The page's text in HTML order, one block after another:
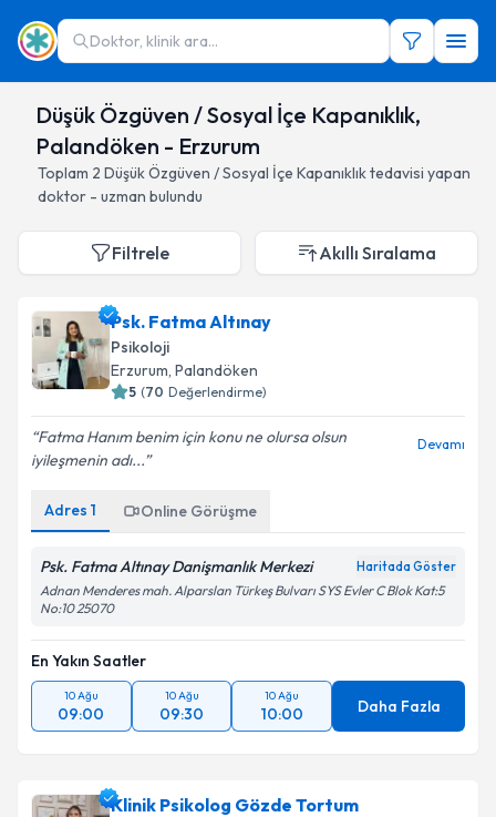
Doktor, klinik ara...
Düşük Özgüven / Sosyal İçe Kapanıklık,
Palandöken - Erzurum
Toplam 2 Düşük Özgüven / Sosyal İçe Kapanıklıktedavisi yapan
doktor - uzman bulundu
Filtrele Akıllı Sıralama
Psk. Fatma Altınay
Psikoloji
Erzurum, Palandöken
5 (70 Değerlendirme)
Fatma Hanım benim için konu ne olursa olsun
iyileşmenin adı...
Devamı
Adres 1 Online Görüşme
Psk. Fatma Altınay Danişmanlık Merkezi Haritada Göster
Adnan Menderes mah. Alparslan Türkeş Bulvarı SYS Evler C Blok Kat:5
No:10 25070
En Yakın Saatler
10 Ağu
09:00
10 Ağu
09:30
10 Ağu
10:00 Daha Fazla
Klinik Psikolog Gözde Tortum